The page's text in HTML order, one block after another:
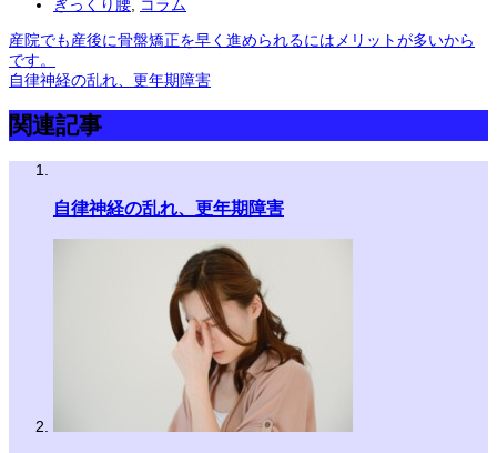
ぎっくり腰
コラム
産院でも産後に骨盤矯正を早く進められるにはメリットが多いから
です。
自律神経の乱れ、更年期障害
関連記事
自律神経の乱れ、更年期障害